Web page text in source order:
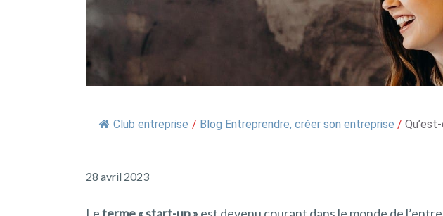
Club entreprise / Blog Entreprendre, créer son entreprise /
28 avril 2023